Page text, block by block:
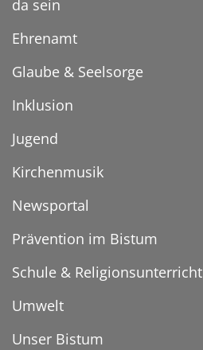
da sein
Ehrenamt
Glaube & Seelsorge
Inklusion
Jugend
Kirchenmusik
Newsportal
Prävention im Bistum
Schule & Religionsunterricht
Umwelt
Unser Bistum